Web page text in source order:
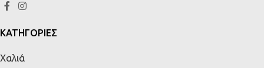
ΚΑΤΗΓΟΡΙΕΣ
Χαλιά